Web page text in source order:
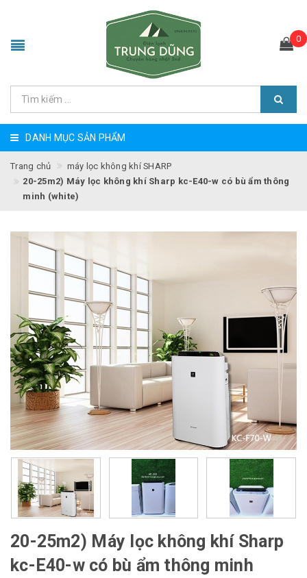
0
DANH MỤC SẢN PHẨM
Trang chủ
máy lọc không khí SHARP
20-25m2) Máy lọc không khí Sharp kc-E40-w có bù ẩm thông
minh (white)
20-25m2) Máy lọc không khí Sharp
kc-E40-w có bù ẩm thông minh